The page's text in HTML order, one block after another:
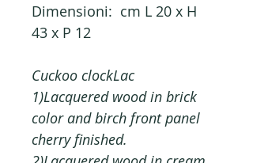
Dimensioni: cm L 20 x H
43 x P 12
Cuckoo clockLac
1)Lacquered wood in brick
color and birch front panel
cherry finished.